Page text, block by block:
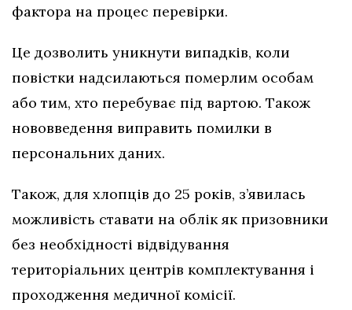
фактора на процес перевірки.
Це дозволить уникнути випадків, коли
повістки надсилаються померлим особам
або тим, хто перебуває під вартою. Також
нововведення виправить помилки в
персональних даних.
Також, для хлопців до 25 років, з’явилась
можливість ставати на облік як призовники
без необхідності відвідування
територіальних центрів комплектування і
проходження медичної комісії.